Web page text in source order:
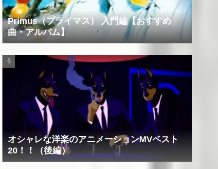
Primus（プライマス） 入門編【おすすめ
曲・アルバム】
オシャレな洋楽のアニメーションMVベスト
20！！（後編）